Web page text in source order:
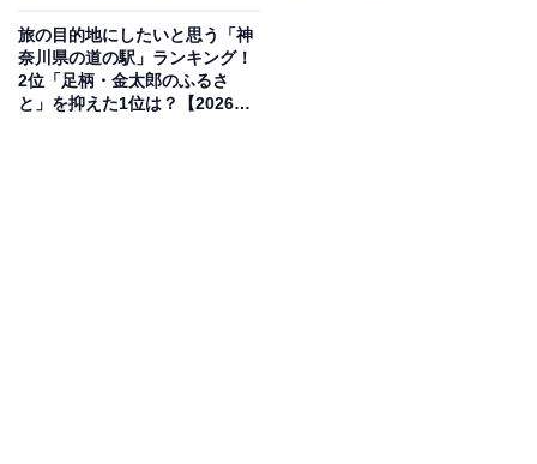
9:30〜17:00
※月曜休館（祝日の場合は開館）、祝日の翌日（土日・
祝日の場合は開館）、年末年始
旅の目的地にしたいと思う「神
奈川県の道の駅」ランキング！
2位「足柄・金太郎のふるさ
と」を抑えた1位は？【2026年